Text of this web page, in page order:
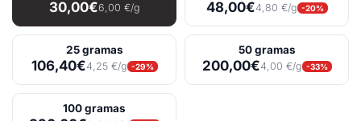
30,00€6,00 €/g 48,00€4,80 €/g -20%
25 gramas
106,40€4,25 €/g -29%
50 gramas
200,00€4,00 €/g -33%
100 gramas